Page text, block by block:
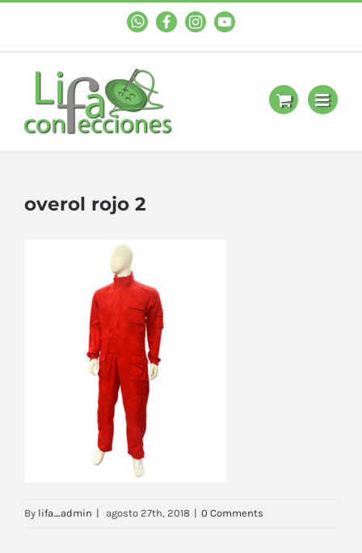
WhastAppFacebookInstagramYouTube
overol rojo 2
By lifa_admin | agosto 27th, 2018 | 0 Comments